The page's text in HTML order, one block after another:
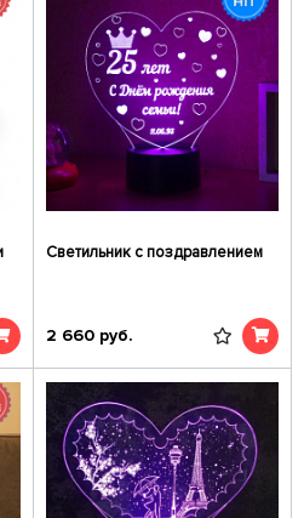
Светильник с поздравлением
2 660 руб.